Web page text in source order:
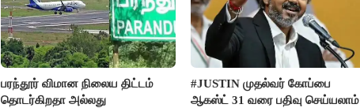
பரந்தூர் விமான நிலைய திட்டம்
தொடர்கிறதா அல்லது
#JUSTIN முதல்வர் கோப்பை
ஆகஸ்ட் 31 வரை பதிவு செய்யலாம்